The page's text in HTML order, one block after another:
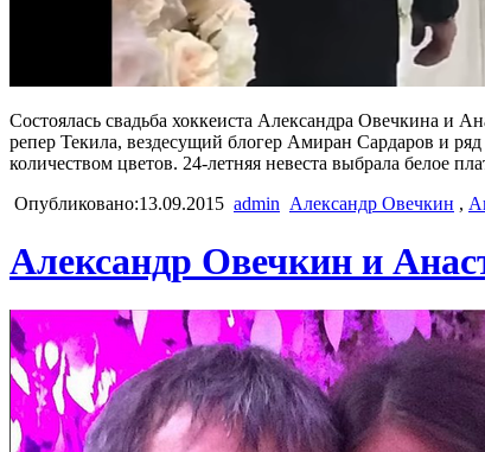
Состоялась свадьба хоккеиста Александра Овечкина и
репер Текила, вездесущий блогер Амиран Сардаров и
количеством цветов. 24-летняя невеста выбрала белое
Опубликовано:13.09.2015 admin Александр Овечкин ,
Александр Овечкин и